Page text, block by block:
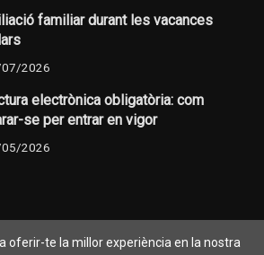
familiar durant les vacances
2026
electrònica obligatòria: com
se per entrar en vigor
2026
oferir-te la millor experiència en la nostra